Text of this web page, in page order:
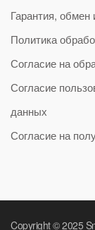
Гарантия, обмен
Политика
Согласие на
Согласие
данных
Согласие на
Copyright © 2025